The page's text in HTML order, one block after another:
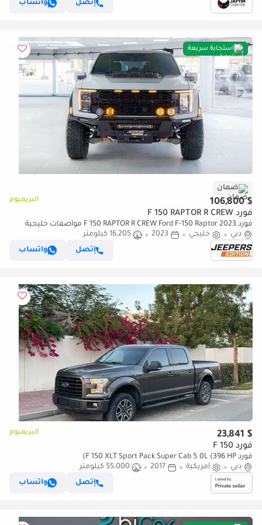
إتصل واتساب
استجابة سريعة
ضمان
$ 106,800 البريميوم
فورد F 150 RAPTOR R CREW
فورد F 150 RAPTOR R CREW Ford F-150 Raptor 2023 مواصفات خليجية
دبي
خليجي 2023
16,205 كيلومتر
إتصل
واتساب
$ 23,841 البريميوم
فورد F 150
فورد F 150 XLT Sport Pack Super Cab 5.0L (396 HP)
دبي
أمريكية 2017
55,000 كيلومتر
إتصل
واتساب